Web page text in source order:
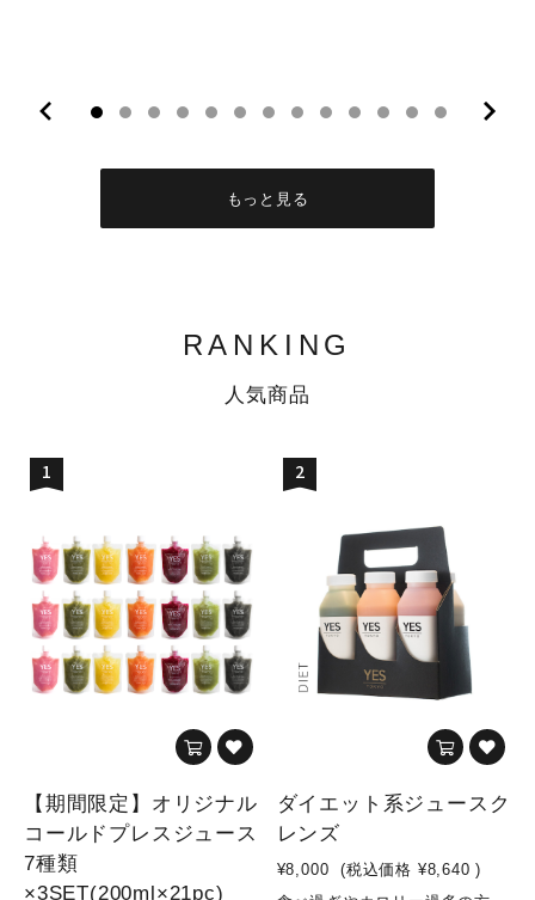
もっと見る
RANKING
人気商品
1
【期間限定】オリジナル
コールドプレスジュース
7種類
×3SET(200ml×21pc)
2
ダイエット系ジュースク
レンズ
¥8,000 (税込価格 ¥8,640 )